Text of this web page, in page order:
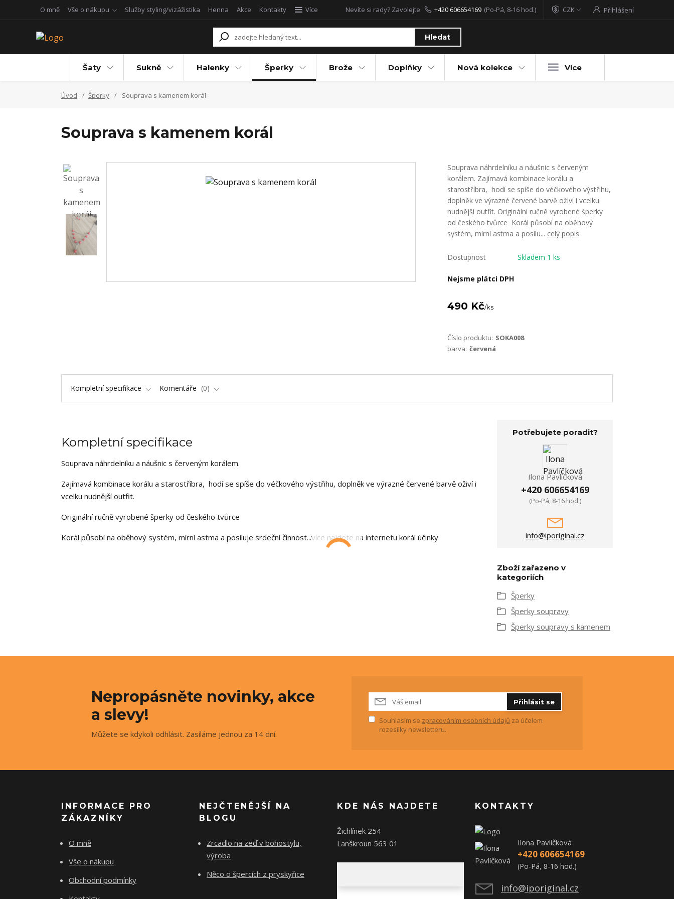
O mně Vše o nákupu Služby styling/vizážistika Henna Akce Kontakty Více CZK Přihlášení
Hledat
Nevíte si rady? Zavolejte. +420 606654169 (Po-Pá, 8-16 hod.)
Šaty Sukně Halenky Šperky Brože Doplňky Nová kolekce Více
Úvod Šperky Souprava s kamenem korál
Souprava s kamenem korál
Souprava náhrdelníku a náušnic s červeným
korálem. Zajímavá kombinace korálu a
starostříbra, hodí se spíše do véčkového výstřihu,
doplněk ve výrazné červené barvě oživí i vcelku
nudnější outfit. Originální ručně vyrobené šperky
od českého tvůrce Korál působí na oběhový
systém, mírní astma a posilu... celý popis
Dostupnost Skladem 1 ks
Nejsme plátci DPH
490 Kč/ks
Číslo produktu: SOKA008
barva: červená
Kompletní specifikace Komentáře 0
Kompletní specifikace
Souprava náhrdelníku a náušnic s červeným korálem.
Zajímavá kombinace korálu a starostříbra, hodí se spíše do véčkového výstřihu, doplněk ve výrazné červené barvě oživí i
vcelku nudnější outfit.
Originální ručně vyrobené šperky od českého tvůrce
Korál působí na oběhový systém, mírní astma a posiluje srdeční činnost...více najdete na internetu korál účinky
Potřebujete poradit?
Ilona Pavlíčková
+420 606654169
(Po-Pá, 8-16 hod.)
info@iporiginal.cz
Zboží zařazeno v
kategoriích
Šperky
Šperky soupravy
Šperky soupravy s kamenem
Nepropásněte novinky, akce
a slevy!
Můžete se kdykoli odhlásit. Zasíláme jednou za 14 dní.
Přihlásit se
Souhlasím se zpracováním osobních údajů za účelem
rozesílky newsletteru.
INFORMACE PRO
ZÁKAZNÍKY
O mně
Vše o nákupu
Obchodní podmínky
NEJČTENĚJŠÍ NA
BLOGU
Zrcadlo na zeď v bohostylu,
výroba
Něco o špercích z pryskyřice
KDE NÁS NAJDETE
Žichlínek 254
Lanškroun 563 01
KONTAKTY
Ilona Pavlíčková
+420 606654169
(Po-Pá, 8-16 hod.)
info@iporiginal.cz